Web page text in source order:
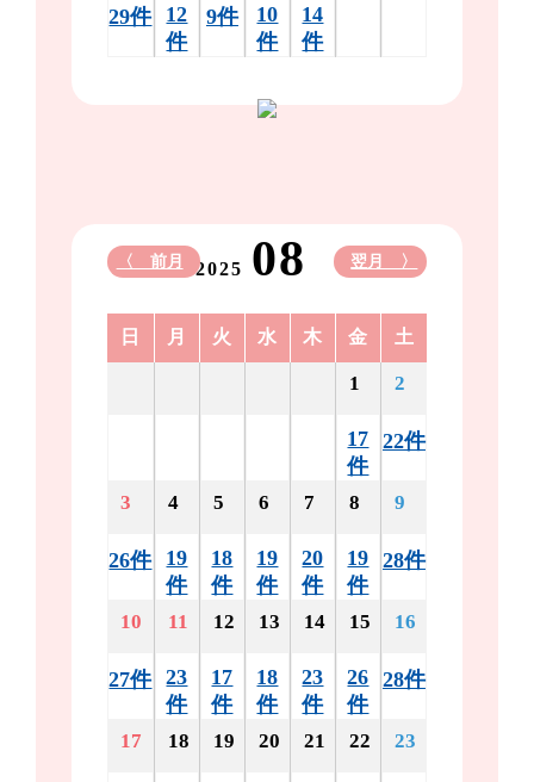
29件
12
件
9件
10
件
14
件
2025 08
〈 前月 翌月 〉
日 月 火 水 木 金 土
1
17
件
2
22件
3
26件
4
19
件
5
18
件
6
19
件
7
20
件
8
19
件
9
28件
10
27件
11
23
件
12
17
件
13
18
件
14
23
件
15
26
件
16
28件
17 18 19 20 21 22 23